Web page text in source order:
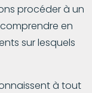
procéder à un
en
sur lesquels
à tout